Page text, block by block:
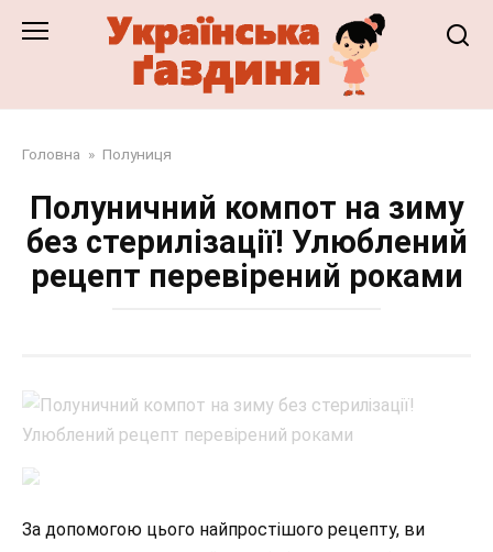
Головна » Полуниця
Полуничний компот на зиму
без стерилізації! Улюблений
рецепт перевірений роками
За допомогою цього найпростішого рецепту, ви